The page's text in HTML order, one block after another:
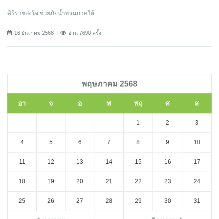
ศิริราชส่งใจ ช่วยภัยน้ำท่วมภาคใต้
16 ธันวาคม 2568 อ่าน 7690 ครั้ง
พฤษภาคม 2568
อา จ อ พ พฤ ศ ส
1 2 3
4 5 6 7 8 9 10
11 12 13 14 15 16 17
18 19 20 21 22 23 24
25 26 27 28 29 30 31